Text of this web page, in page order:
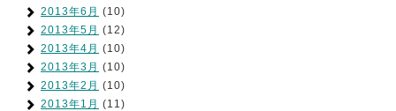
2013年6月 (10)
2013年5月 (12)
2013年4月 (10)
2013年3月 (10)
2013年2月 (10)
2013年1月 (11)